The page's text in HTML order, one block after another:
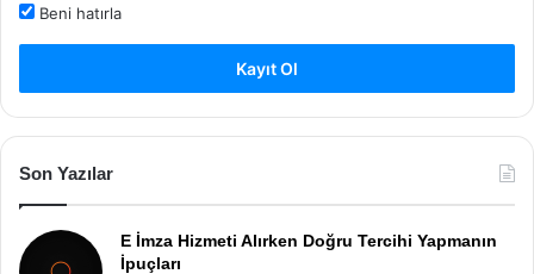
Beni hatırla
Kayıt Ol
Son Yazılar
E İmza Hizmeti Alırken Doğru Tercihi Yapmanın
İpuçları